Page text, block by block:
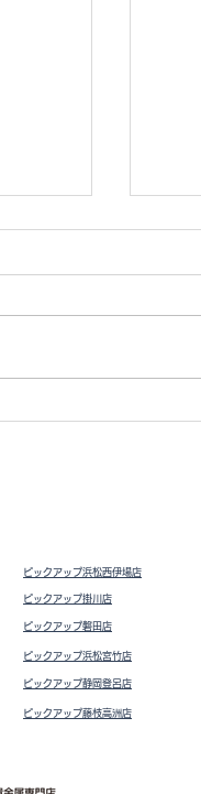
ド
ピックアップ浜松西伊場店
ピックアップ掛川 店
ピックアップ磐田店
ピックアップ浜松宮竹店
ピックアップ静岡登呂店
ピックアップ藤枝高洲店